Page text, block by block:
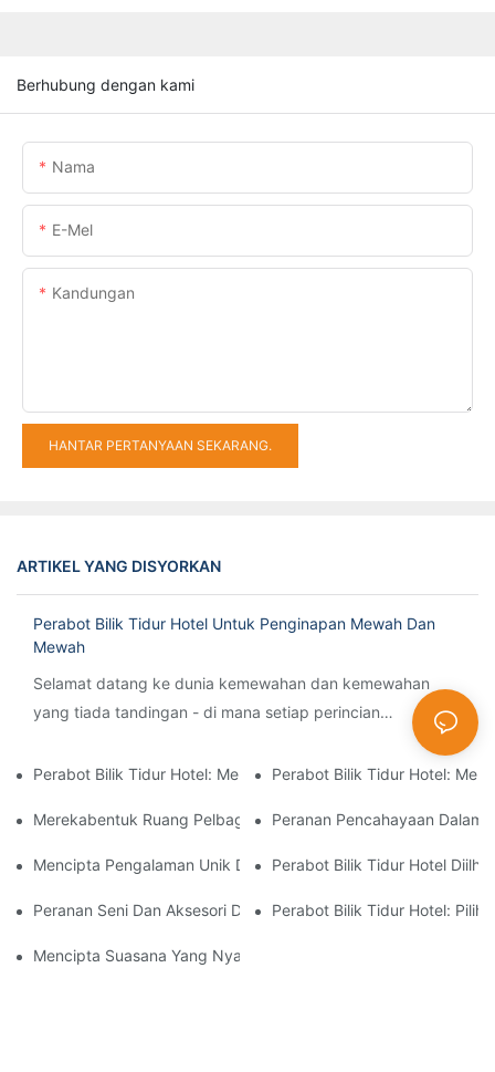
Berhubung dengan kami
Nama
E-Mel
Kandungan
HANTAR PERTANYAAN SEKARANG.
ARTIKEL YANG DISYORKAN
Perabot Bilik Tidur Hotel Untuk Penginapan Mewah Dan
Mewah
Selamat datang ke dunia kemewahan dan kemewahan
yang tiada tandingan - di mana setiap perincian
memancarkan keanggunan dan setiap saat direka untuk
memanjakan diri. Di VEBOS Furniture, kami inv
Perabot Bilik Tidur Hotel: Memilih Tilam Yang Tepat Untuk
Perabot Bilik Tidur Hotel:
Merekabentuk Ruang Pelbagai Fungsi: Perabot Bilik Tidur
Peranan Pencahayaan Dalam
Mencipta Pengalaman Unik Dan Kenangan Dengan Perabot
Perabot Bilik Tidur Hotel
Peranan Seni Dan Aksesori Dalam Reka Bentuk Perabot Bilik
Perabot Bilik Tidur Hotel:
Mencipta Suasana Yang Nyaman Dan Mengundang Dengan